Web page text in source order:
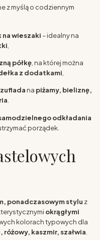
z myślą o codziennym
na wieszaki – idealny na
,
półkę, na której można
z dodatkami,
na piżamy, bieliznę,
.
odkładania
porządek.
ponadczasowym stylu z
okrągłymi
kolorach typowych dla
różowy, kaszmir, szałwia